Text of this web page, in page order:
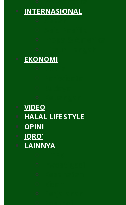
INTERNASIONAL
EKONOMI
VIDEO
HALAL LIFESTYLE
OPINI
IQRO’
LAINNYA